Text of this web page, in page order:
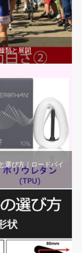
類と展開
選び方｜ロードバイ